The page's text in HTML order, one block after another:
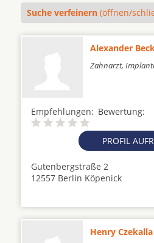
Suche verfeinern (öffnen/
Alexander
Zahnarzt,
Empfehlungen: Bewertung:
PROFIL
Gutenbergstraße 2
12557 Berlin Köpenick
Henry Czekalla